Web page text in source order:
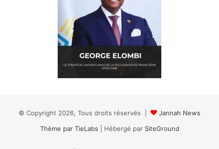
© Copyright 2026, Tous droits réservés |
Jannah News
Thème par TieLabs | Hébergé par SiteGround